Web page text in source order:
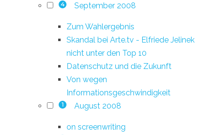
4 September 2008
Zum Wahlergebnis
Skandal bei Arte.tv - Elfriede Jelinek
nicht unter den Top 10
Datenschutz und die Zukunft
Von wegen
Informationsgeschwindigkeit
1 August 2008
on screenwriting